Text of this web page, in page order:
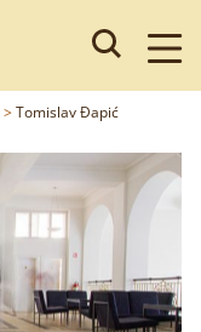
>Tomislav Đapić